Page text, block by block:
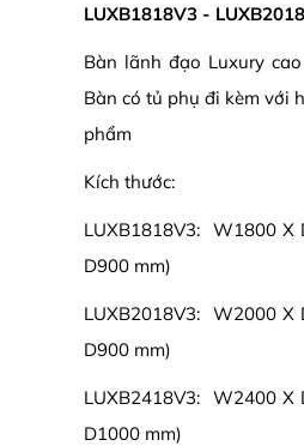
LUXB1818V3 -
Bàn lãnh đạo Luxury
Bàn có tủ phụ đi kèm với
phẩm
Kích thước:
LUXB1818V3: W1800 X
D900 mm)
LUXB2018V3: W2000 X
D900 mm)
LUXB2418V3: W2400 X
D1000 mm)